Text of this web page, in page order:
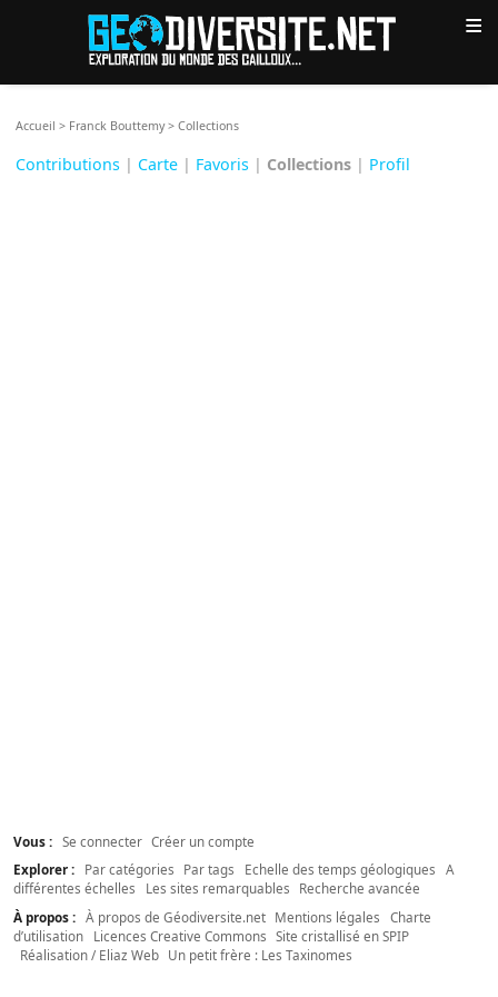
≡
Accueil > Franck Bouttemy>Collections
Contributions | Carte | Favoris | Collections | Profil
Vous : Se connecter Créer un compte
Explorer :
Par catégories Par tags Echelle des temps géologiques
A
différentes échelles
Les sites remarquables
Recherche avancée
À propos : À propos de Géodiversite.net Mentions légales
Charte
d’utilisation
Licences Creative Commons Site cristallisé en SPIP
Réalisation / Eliaz Web Un petit frère : Les Taxinomes